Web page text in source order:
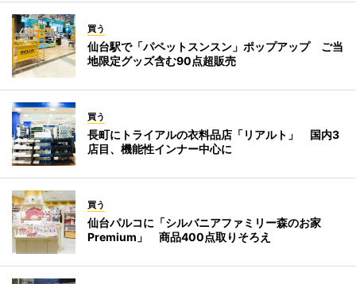
買う
仙台駅で「パペットスンスン」ポップアップ ご当
地限定グッズ含む90点超販売
買う
長町にトライアルの衣料品店「リアルト」 国内3
店目、機能性インナー中心に
買う
仙台パルコに「シルバニアファミリー森のお家
Premium」 商品400点取りそろえ